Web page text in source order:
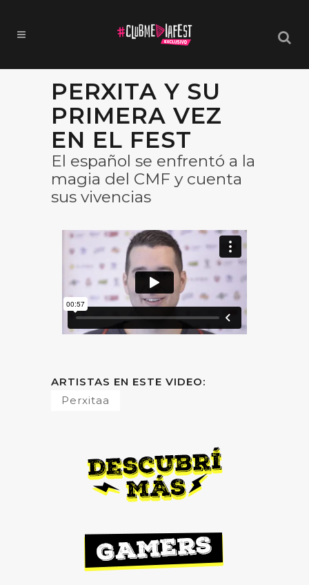
PERXITA Y SU
PRIMERA VEZ
EN EL FEST
El español se enfrentó a la
magia del CMF y cuenta
sus vivencias
ARTISTAS EN ESTE VIDEO:
Perxitaa